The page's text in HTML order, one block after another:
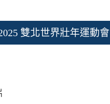
雙北世界壯年運動會